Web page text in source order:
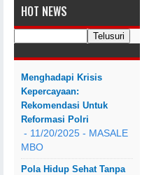
HOT NEWS
Menghadapi Krisis
Kepercayaan:
Rekomendasi Untuk
Reformasi Polri
- 11/20/2025 - MASALE
MBO
Pola Hidup Sehat Tanpa